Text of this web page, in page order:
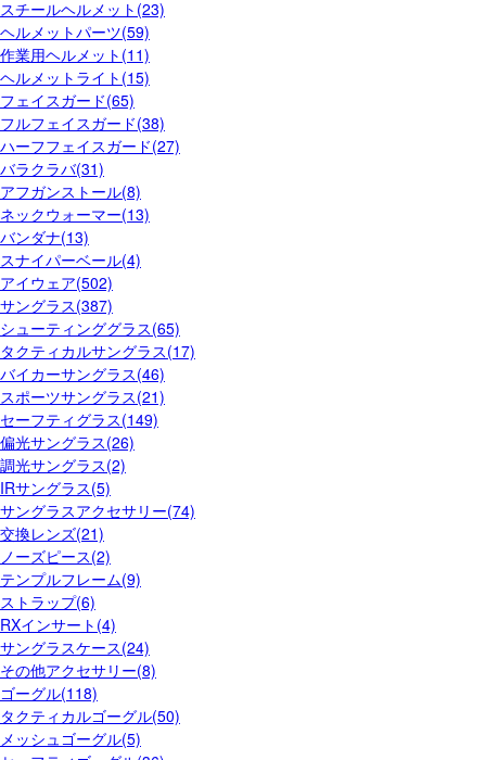
スチールヘルメット(23)
ヘルメットパーツ(59)
作業用ヘルメット(11)
ヘルメットライト(15)
フェイスガード(65)
フルフェイスガード(38)
ハーフフェイスガード(27)
バラクラバ(31)
アフガンストール(8)
ネックウォーマー(13)
バンダナ(13)
スナイパーベール(4)
アイウェア(502)
サングラス(387)
シューティンググラス(65)
タクティカルサングラス(17)
バイカーサングラス(46)
スポーツサングラス(21)
セーフティグラス(149)
偏光サングラス(26)
調光サングラス(2)
IRサングラス(5)
サングラスアクセサリー(74)
交換レンズ(21)
ノーズピース(2)
テンプルフレーム(9)
ストラップ(6)
RXインサート(4)
サングラスケース(24)
その他アクセサリー(8)
ゴーグル(118)
タクティカルゴーグル(50)
メッシュゴーグル(5)